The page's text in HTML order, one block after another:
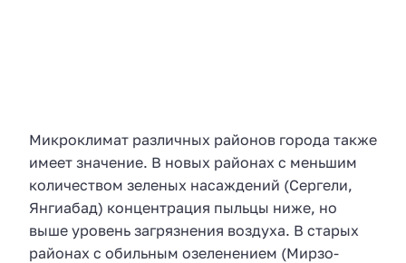
Микроклимат различных районов города также
имеет значение. В новых районах с меньшим
количеством зеленых насаждений (Сергели,
Янгиабад) концентрация пыльцы ниже, но
выше уровень загрязнения воздуха. В старых
районах с обильным озеленением (Мирзо-